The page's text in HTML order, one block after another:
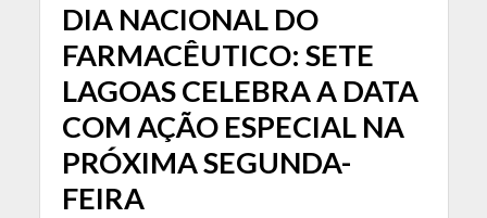
DIA NACIONAL DO
FARMACÊUTICO: SETE
LAGOAS CELEBRA A DATA
COM AÇÃO ESPECIAL NA
PRÓXIMA SEGUNDA-
FEIRA